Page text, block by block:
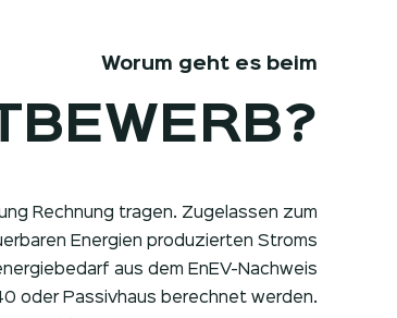
Worum geht es beim
Rechnung tragen. Zugelassen zum
Energien produzierten Stroms
aus dem EnEV-Nachweis
oder Passivhaus berechnet werden.